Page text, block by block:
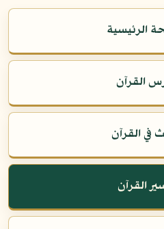
الرئيسية
القرآن
في القرآن
القرآن